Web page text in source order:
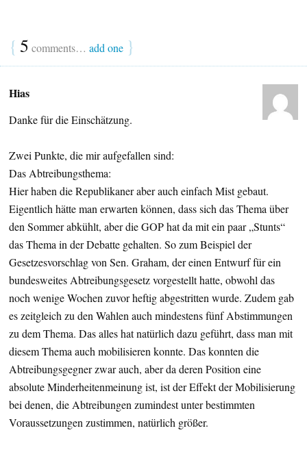
{ 5 comments… add one }
Hias
Danke für die Einschätzung.
Zwei Punkte, die mir aufgefallen sind:
Das Abtreibungsthema:
Hier haben die Republikaner aber auch einfach Mist gebaut.
Eigentlich hätte man erwarten können, dass sich das Thema über
den Sommer abkühlt, aber die GOP hat da mit ein paar „Stunts“
das Thema in der Debatte gehalten. So zum Beispiel der
Gesetzesvorschlag von Sen. Graham, der einen Entwurf für ein
bundesweites Abtreibungsgesetz vorgestellt hatte, obwohl das
noch wenige Wochen zuvor heftig abgestritten wurde. Zudem gab
es zeitgleich zu den Wahlen auch mindestens fünf Abstimmungen
zu dem Thema. Das alles hat natürlich dazu geführt, dass man mit
diesem Thema auch mobilisieren konnte. Das konnten die
Abtreibungsgegner zwar auch, aber da deren Position eine
absolute Minderheitenmeinung ist, ist der Effekt der Mobilisierung
bei denen, die Abtreibungen zumindest unter bestimmten
Voraussetzungen zustimmen, natürlich größer.